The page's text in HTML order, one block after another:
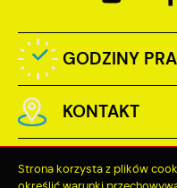
GODZINY
KONTAKT
Strona korzysta z plików